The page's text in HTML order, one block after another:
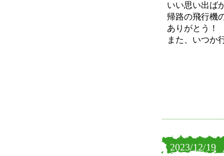
いい思い出ば
帰路の飛行機
ありがとう！
また、いつか
2023/12/19